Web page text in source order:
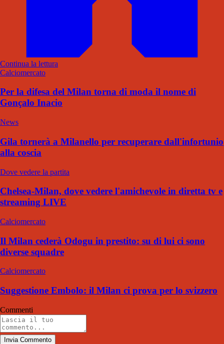
Continua la lettura
Calciomercato
Per la difesa del Milan torna di moda il nome di
Gonçalo Inacio
News
Gila tornerà a Milanello per recuperare dall'infortunio
alla coscia
Dove vedere la partita
Chelsea-Milan, dove vedere l'amichevole in diretta tv e
streaming LIVE
Calciomercato
Il Milan cederà Odogu in prestito: su di lui ci sono
diverse squadre
Calciomercato
Suggestione Embolo: il Milan ci prova per lo svizzero
Commenti
Invia Commento